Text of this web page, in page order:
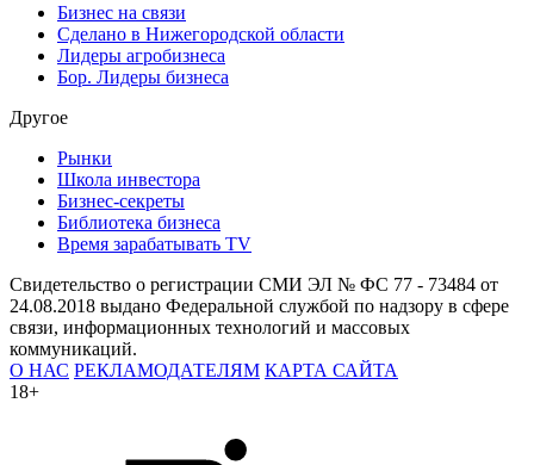
Бизнес на связи
Сделано в Нижегородской области
Лидеры агробизнеса
Бор. Лидеры бизнеса
Другое
Рынки
Школа инвестора
Бизнес-секреты
Библиотека бизнеса
Время зарабатывать TV
Свидетельство о регистрации СМИ ЭЛ № ФС 77 - 73484 от
24.08.2018 выдано Федеральной службой по надзору в сфере
связи, информационных технологий и массовых
коммуникаций.
О НАС РЕКЛАМОДАТЕЛЯМ КАРТА САЙТА
18+